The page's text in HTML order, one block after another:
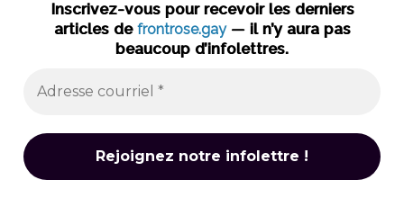
Inscrivez-vous pour recevoir les derniers
articles de frontrose.gay— il n’y aura pas
beaucoup d’infolettres.